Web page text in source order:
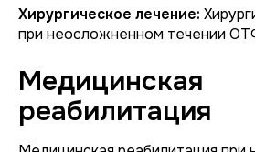
Хирургическое лечение:
при неосложненном течении
Медицинская
реабилитация